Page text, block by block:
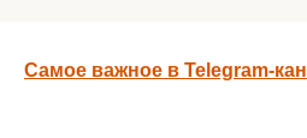
Самое важное в Telegram-